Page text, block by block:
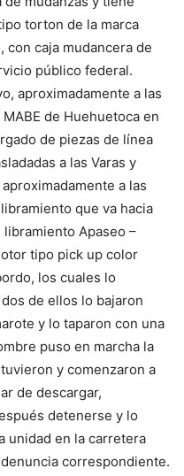
torton de la marca
con caja mudancera de
público federal.
aproximadamente a las
de Huehuetoca en
de piezas de línea
a las Varas y
a las
que va hacia
libramiento Apaseo –
tipo pick up color
los cuales lo
de ellos lo bajaron
y lo taparon con una
puso en marcha la
y comenzaron a
de descargar,
detenerse y lo
unidad en la carretera
correspondiente.